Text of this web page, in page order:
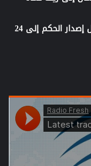
الجلسة الخامسة لمحاكمة احمد حسون.. تاجيل إصدار الحكم إلى 24